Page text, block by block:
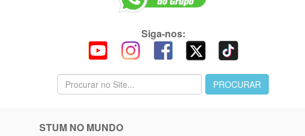
Siga-nos:
STUM NO MUNDO